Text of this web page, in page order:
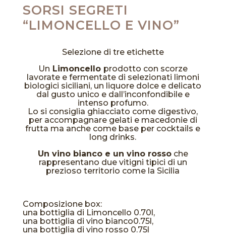
SORSI SEGRETI
“LIMONCELLO E VINO”
Selezione di tre etichette
Un Limoncello prodotto con scorze
lavorate e fermentate di selezionati limoni
biologici siciliani, un liquore dolce e delicato
dal gusto unico e dall’inconfondibile e
intenso profumo.
Lo si consiglia ghiacciato come digestivo,
per accompagnare gelati e macedonie di
frutta ma anche come base per cocktails e
long drinks.
Un vino bianco e un vino rossoche
rappresentano due vitigni tipici di un
prezioso territorio come la Sicilia
Composizione box:
una bottiglia di Limoncello 0.70l,
una bottiglia di vino bianco0.75l,
una bottiglia di vino rosso 0.75l